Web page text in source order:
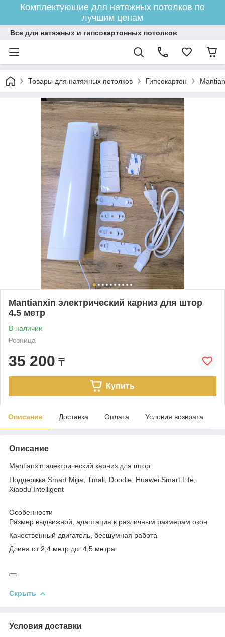
Комплектующие для натяжных потолков по
лучшим ценам
Все для натяжных и гипсокартонных потолков
Товары для натяжных потолков Гипсокартон
Mantianxin электрический карниз для штор
4.5 метр
В наличии
Розница
35 200 ₸
Купить
Описание Доставка Оплата Условия возврата
Описание
Mantianxin электрический карниз для штор
Поддержка Smart Mijia, Tmall, Doodle, Huawei Smart Life,
Xiaodu Intelligent
Особенности
Размер выдвижной, адаптация к различным размерам окон
Качественный двигатель, бесшумная работа
Длина от 2,4 метр до 4,5 метра
Скрыть
Условия доставки